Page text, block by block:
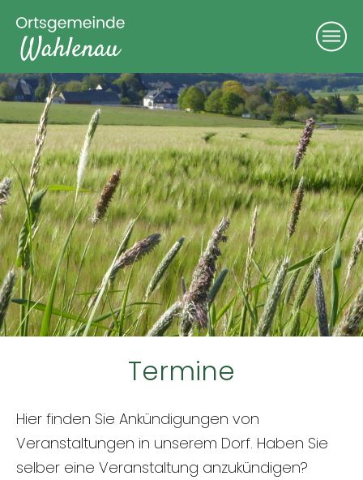
Termine
Hier finden Sie Ankündigungen von
Veranstaltungen in unserem Dorf. Haben Sie
selber eine Veranstaltung anzukündigen?